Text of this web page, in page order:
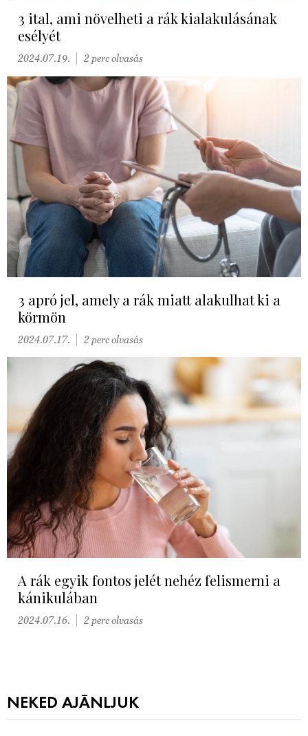
3 ital, ami növelheti a rák kialakulásának
esélyét
2024.07.19. 2 perc olvasás
3 apró jel, amely a rák miatt alakulhat ki a
körmön
2024.07.17. 2 perc olvasás
A rák egyik fontos jelét nehéz felismerni a
kánikulában
2024.07.16. 2 perc olvasás
NEKED AJÁNLJUK